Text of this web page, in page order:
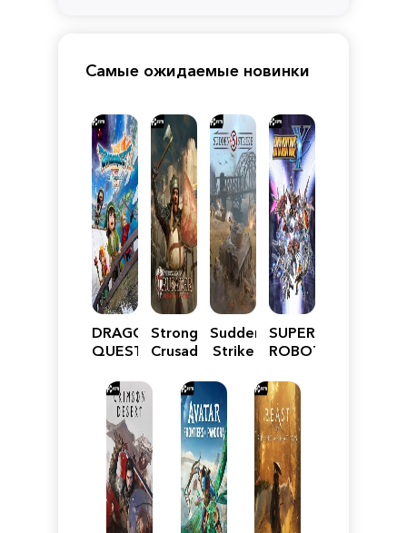
Самые ожидаемые новинки
DRAGON
QUEST
Reimagined
Stronghold
Crusader:
Edition
Sudden
Strike
SUPER
ROBOT
Y